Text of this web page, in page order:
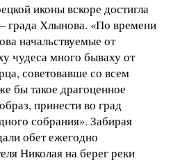
иконы вскоре достигла
града Хлынова. «По времени
начальствуемые от
чудеса много бываху от
советовавше со всем
бы такое драгоценное
принести во град
собрания». Забирая
обет ежегодно
Николая на берег реки